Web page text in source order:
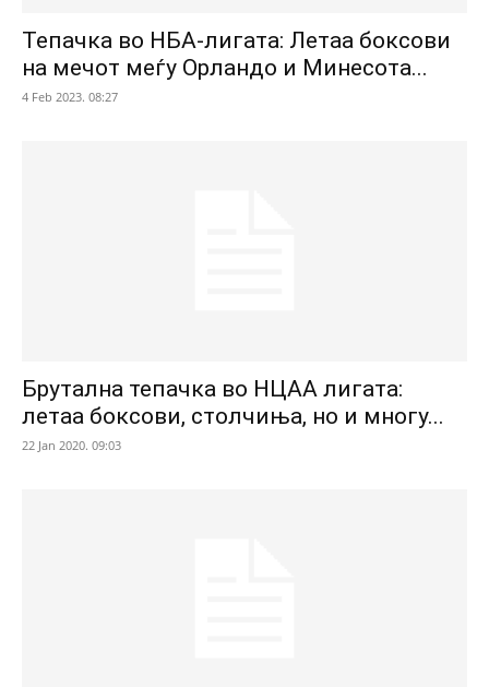
Тепачка во НБА-лигата: Летаа боксови
на мечот меѓу Орландо и Минесота...
4 Feb 2023. 08:27
Брутална тепачка во НЦАА лигата:
летаа боксови, столчиња, но и многу...
22 Jan 2020. 09:03